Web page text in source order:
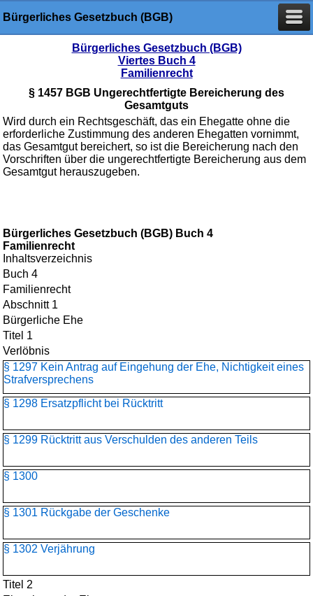
Bürgerliches Gesetzbuch (BGB)
Bürgerliches Gesetzbuch (BGB)
Viertes Buch 4
Familienrecht
§ 1457 BGB Ungerechtfertigte Bereicherung des
Gesamtguts
Wird durch ein Rechtsgeschäft, das ein Ehegatte ohne die
erforderliche Zustimmung des anderen Ehegatten vornimmt,
das Gesamtgut bereichert, so ist die Bereicherung nach den
Vorschriften über die ungerechtfertigte Bereicherung aus dem
Gesamtgut herauszugeben.
Bürgerliches Gesetzbuch (BGB) Buch 4
Familienrecht
Inhaltsverzeichnis
Buch 4
Familienrecht
Abschnitt 1
Bürgerliche Ehe
Titel 1
Verlöbnis
§ 1297 Kein Antrag auf Eingehung der Ehe, Nichtigkeit eines
Strafversprechens
§ 1298 Ersatzpflicht bei Rücktritt
§ 1299 Rücktritt aus Verschulden des anderen Teils
§ 1300
§ 1301 Rückgabe der Geschenke
§ 1302 Verjährung
Titel 2